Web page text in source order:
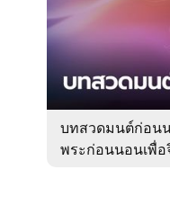
ของ
Sanook
ดูด
บทสวดมนต์ก่อน
พระก่อนนอนเพื่